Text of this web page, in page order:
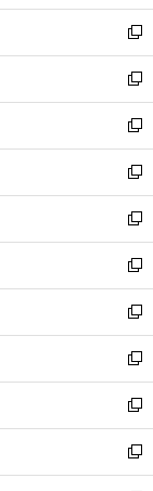
ウ
で
開
く
ン
ド
ウ
で
開
く
新
し
い
ウ
ィ
ン
ド
ウ
で
開
く
新
し
い
ウ
ィ
ン
ド
ウ
で
開
く
新
し
い
ウ
ィ
ン
ド
ウ
で
開
く
新
し
い
ウ
ィ
ン
ド
ウ
で
開
く
新
し
い
ウ
ィ
ン
ド
ウ
で
開
く
新
し
い
ウ
ィ
ン
ド
ウ
で
開
新
し
い
ウ
ィ
ン
ド
ウ
新
し
い
ウ
ィ
ン
新
し
い
ウ
新
し